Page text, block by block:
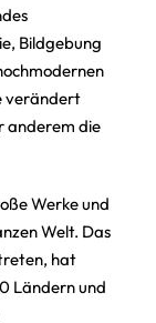
Bildgebung
verändert
anderem die
Werke und
Welt. Das
hat
Ländern und